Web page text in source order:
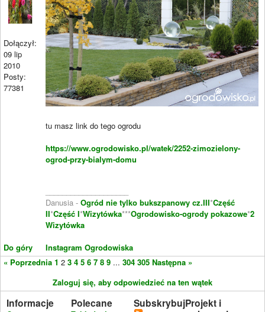
Dołączył:
09 lip
2010
Posty:
77381
Do góry
tu masz link do tego ogrodu
https://www.ogrodowisko.pl/watek/2252-zimozielony-
ogrod-przy-bialym-domu
Danusia - Ogród nie tylko bukszpanowy cz.III*Część
II*Część I*Wizytówka***Ogrodowisko-ogrody pokazowe*2
Wizytówka
Instagram Ogrodowiska
« Poprzednia 1 2 3 4 5 6 7 8 9 ... 304 305 Następna »
Zaloguj się, aby odpowiedzieć na ten wątek
Informacje Polecane SubskrybujProjekt i